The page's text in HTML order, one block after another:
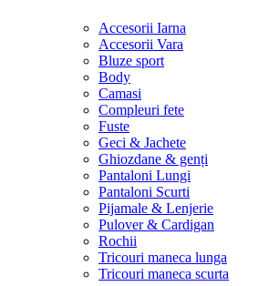
Accesorii Iarna
Accesorii Vara
Bluze sport
Body
Camasi
Compleuri fete
Fuste
Geci & Jachete
Ghiozdane & genți
Pantaloni Lungi
Pantaloni Scurti
Pijamale & Lenjerie
Pulover & Cardigan
Rochii
Tricouri maneca lunga
Tricouri maneca scurta